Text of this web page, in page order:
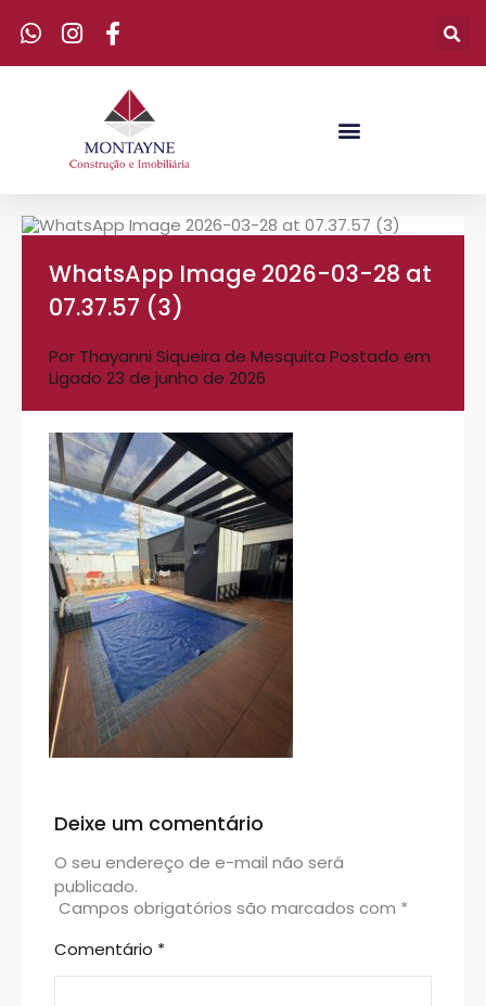
WhatsApp Image 2026-03-28 at
07.37.57 (3)
Por Thayanni Siqueira de Mesquita Postado em
Ligado 23 de junho de 2026
Deixe um comentário
O seu endereço de e-mail não será
publicado.
Campos obrigatórios são marcados com *
Comentário *